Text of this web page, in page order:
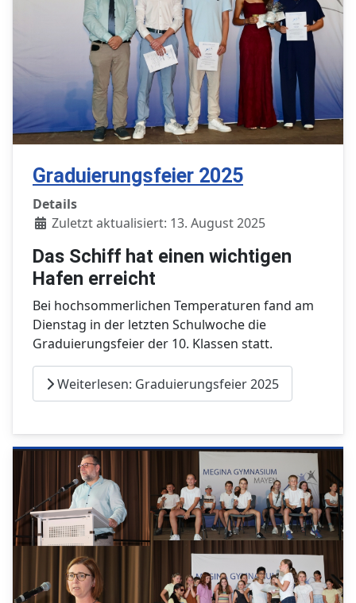
Graduierungsfeier 2025
Details
Zuletzt aktualisiert: 13. August 2025
Das Schiff hat einen wichtigen
Hafen erreicht
Bei hochsommerlichen Temperaturen fand am
Dienstag in der letzten Schulwoche die
Graduierungsfeier der 10. Klassen statt.
Weiterlesen: Graduierungsfeier 2025